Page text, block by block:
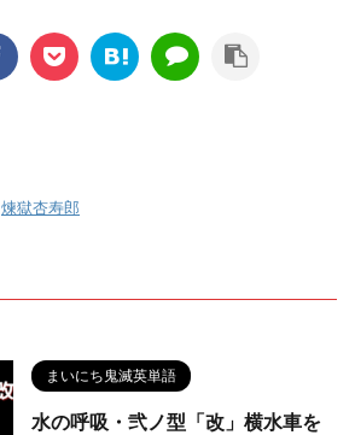
煉獄杏寿郎
まいにち鬼滅英単語
水の呼吸・弐ノ型「改」横水車を